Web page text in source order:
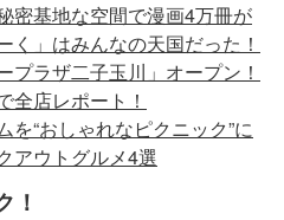
密基地な空間で漫画4万冊が
」はみんなの天国だった！
プラザ二子玉川」オープン！
全店レポート！
を“おしゃれなピクニック”に
アウトグルメ4選
！